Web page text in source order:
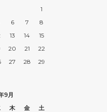
1
6 7
8
13 14
15
20 21
22
27 28
29
9月
木 金
土